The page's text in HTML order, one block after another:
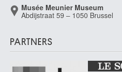
Battem Gerrit
Battiss Walter
Somerset Oost (Zuid-Afrika) 1906 - Port
Baugniet Charles
Musée Meunier Museum
Abdijstraat 59 – 1050 Brussel
PARTNERS